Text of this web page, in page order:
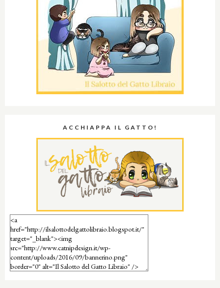
ACCHIAPPA IL GATTO!